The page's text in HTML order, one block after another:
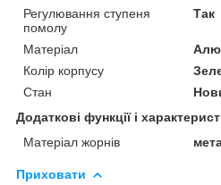
Регулювання ступеня
помолу
Так
Матеріал
Колір корпусу
Стан
Додаткові функції і
Матеріал жорнів
Приховати